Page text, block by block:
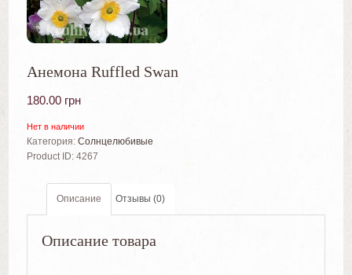
Анемона Ruffled Swan
180.00 грн
Нет в наличии
Категория: Солнцелюбивые
Product ID: 4267
Описание Отзывы (0)
Описание товара